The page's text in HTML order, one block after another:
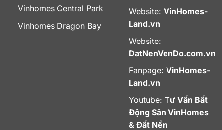
Vinhomes Central Park
Vinhomes Dragon Bay
Website: VinHomes-
Land.vn
Website:
DatNenVenDo.com.vn
Fanpage: VinHomes-
Land.vn
Youtube: Tư Vấn Bất
Động Sản VinHomes
& Đất Nền